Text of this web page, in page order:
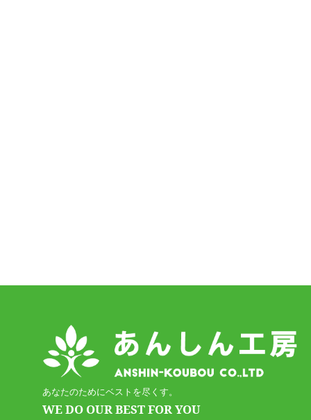
あなたのためにベストを尽くす。
WE DO OUR BEST FOR YOU